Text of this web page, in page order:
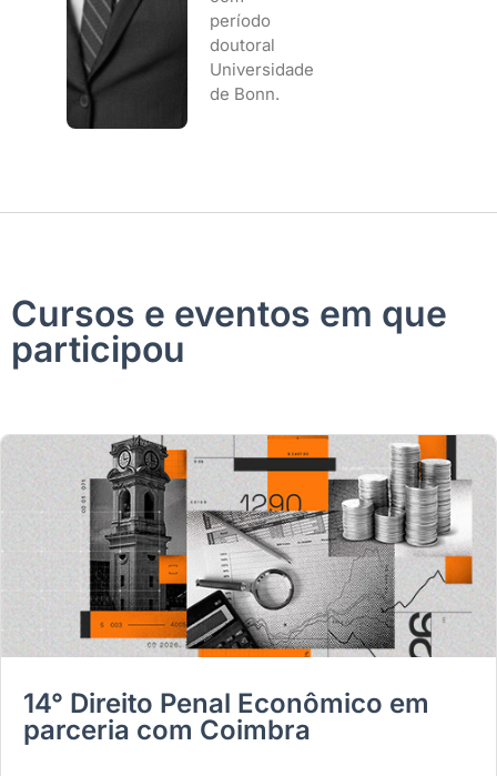
período
doutoral
Universidade
de Bonn.
Cursos e eventos em que
participou
14° Direito Penal Econômico em
parceria com Coimbra